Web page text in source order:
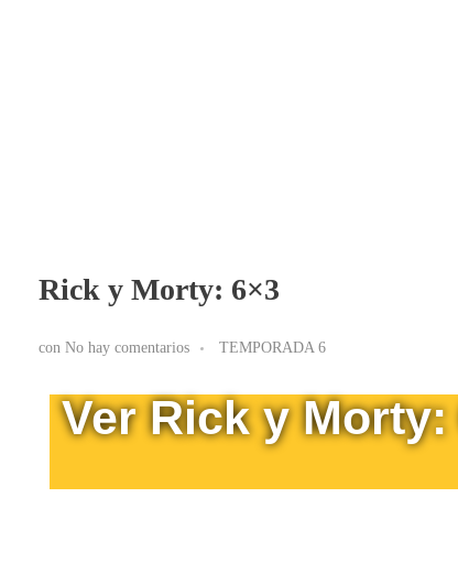
Rick y Morty: 6×3
con No hay comentarios TEMPORADA 6
Ver Rick y